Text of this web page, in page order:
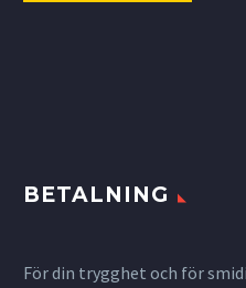
BETALNING
För din trygghet och för